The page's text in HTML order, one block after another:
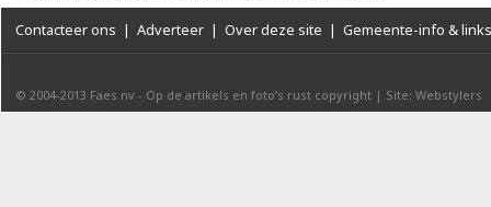
Contacteer ons | Adverteer | Over deze site | Gemeente-info & links
© 2004-2013 Faes nv - Op de artikels en foto’s rust copyright | Site: Webstylers